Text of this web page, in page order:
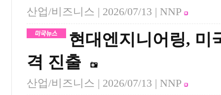
산업/비즈니스 | 2026/07/13 | NNP
현대엔지니어링, 미
격 진출
산업/비즈니스 | 2026/07/13 | NNP